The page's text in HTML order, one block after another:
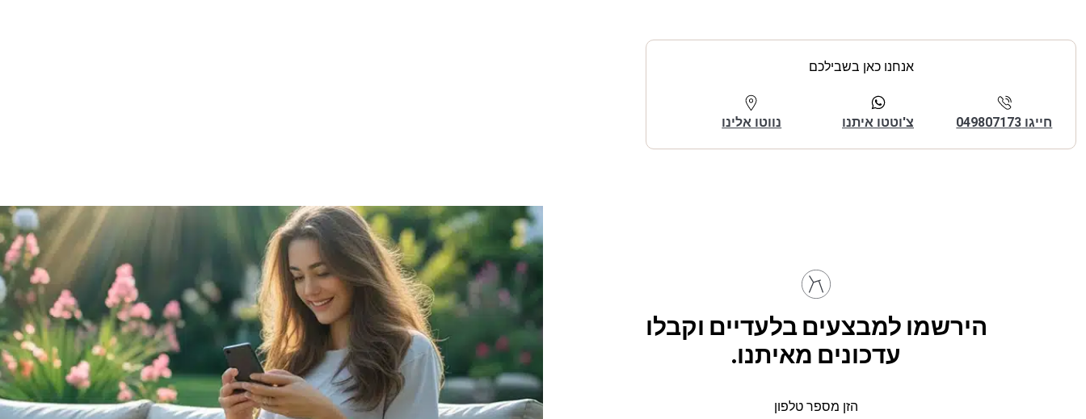
אנחנו כאן בשבילכם
חייגו 049807173 צ'וטטו איתנו נווטו אלינו
הירשמו למבצעים בלעדיים וקבלו
עדכונים מאיתנו.